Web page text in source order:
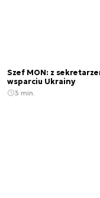
Szef MON: z
wsparciu Ukrainy
3 min.